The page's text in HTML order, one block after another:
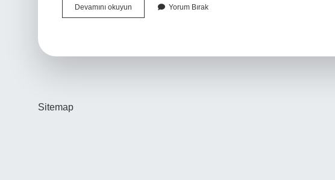
Devamını okuyun
Gerçek
Yorum Bırak
Sitemap